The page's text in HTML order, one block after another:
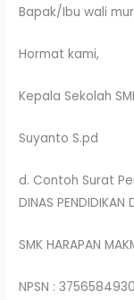
Bapak/Ibu wali
Hormat kami,
Kepala Sekolah
Suyanto S.pd
d. Contoh Surat
DINAS PENDIDIKAN
SMK HARAPAN
NPSN : 3756584930